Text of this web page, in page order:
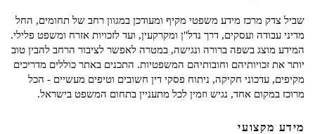
שביל צדק מרכז מידע משפטי מקיף ומעודכן במגוון רחב של תחומים, החל
מדיני עבודה ועסקים, דרך נדל"ן ומקרקעין, ועד לזכויות אזרח ומשפט פלילי.
המידע מוצג בשפה ברורה ונגישה, במטרה לאפשר לציבור הרחב להבין טוב
יותר את זכויותיהם וחובותיהם המשפטיות. התכנים באתר כוללים מדריכים
מקיפים, עדכוני חקיקה, ניתוח פסקי דין חשובים וטיפים מעשיים - הכל
מרוכז במקום אחד, נגיש וזמין לכל מתעניין בתחום המשפט בישראל.
מידע מקצועי